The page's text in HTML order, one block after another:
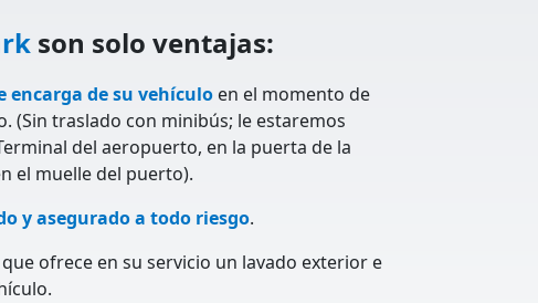
son solo ventajas:
encarga de su vehículoen el momento de
(Sin traslado con minibús; le estaremos
del aeropuerto, en la puerta de la
el muelle del puerto).
y asegurado a todo riesgo.
que ofrece en su servicio un lavado exterior e